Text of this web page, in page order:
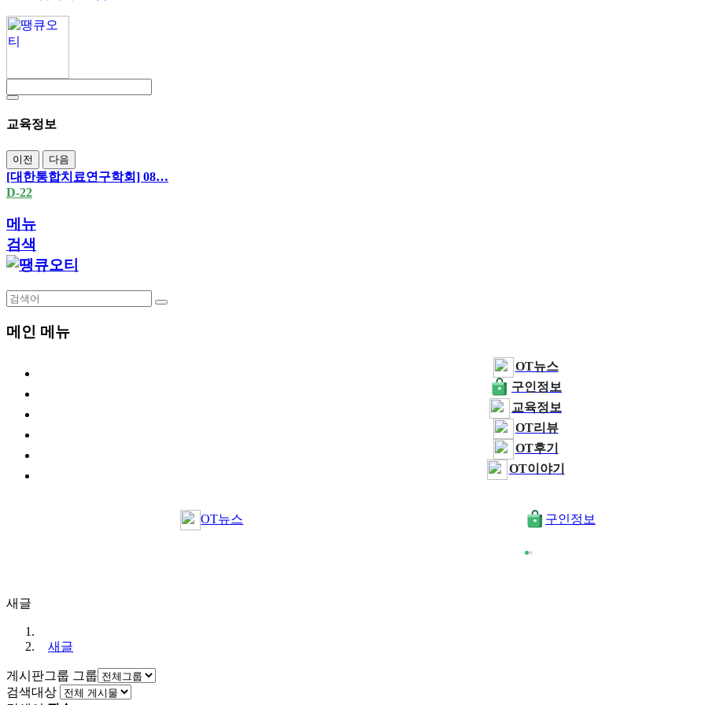
교육정보
이전 다음
[대한통합치료연구학회] 08…
D-22
메뉴
검색
메인 메뉴
OT뉴스
구인정보
교육정보
OT리뷰
OT후기
OT이야기
OT뉴스 구인정보
새글
새글
게시판그룹 그룹
검색대상